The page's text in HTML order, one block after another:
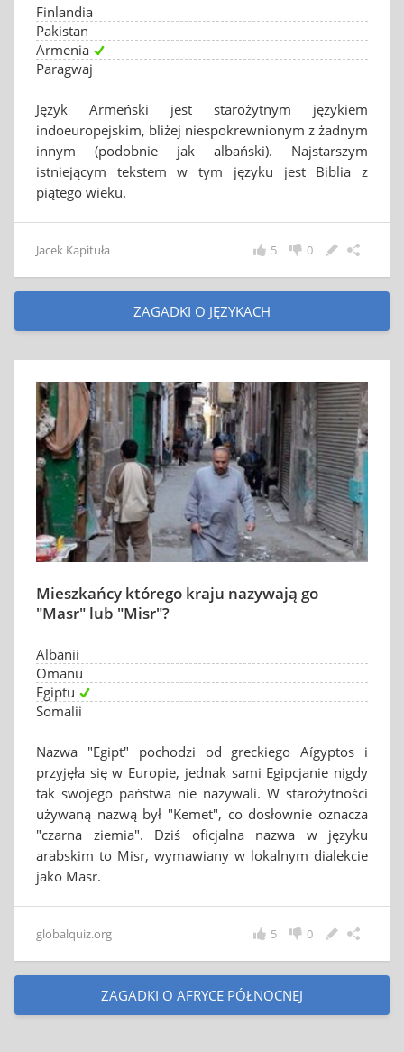
Finlandia
Pakistan
Armenia
Paragwaj
Język Armeński jest starożytnym językiem
indoeuropejskim, bliżej niespokrewnionym z żadnym
innym (podobnie jak albański). Najstarszym
istniejącym tekstem w tym języku jest Biblia z
piątego wieku.
Jacek Kapituła 0
5
ZAGADKI O JĘZYKACH
Mieszkańcy którego kraju nazywają go
"Masr" lub "Misr"?
Albanii
Omanu
Egiptu
Somalii
Nazwa "Egipt" pochodzi od greckiego Aígyptos i
przyjęła się w Europie, jednak sami Egipcjanie nigdy
tak swojego państwa nie nazywali. W starożytności
używaną nazwą był "Kemet", co dosłownie oznacza
"czarna ziemia". Dziś oficjalna nazwa w języku
arabskim to Misr, wymawiany w lokalnym dialekcie
jako Masr.
globalquiz.org 0
5
ZAGADKI O AFRYCE PÓŁNOCNEJ